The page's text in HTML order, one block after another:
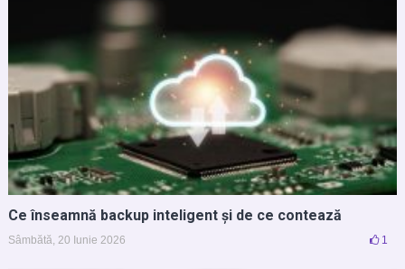
Ce înseamnă backup inteligent și de ce contează
Sâmbătă, 20 Iunie 2026 1